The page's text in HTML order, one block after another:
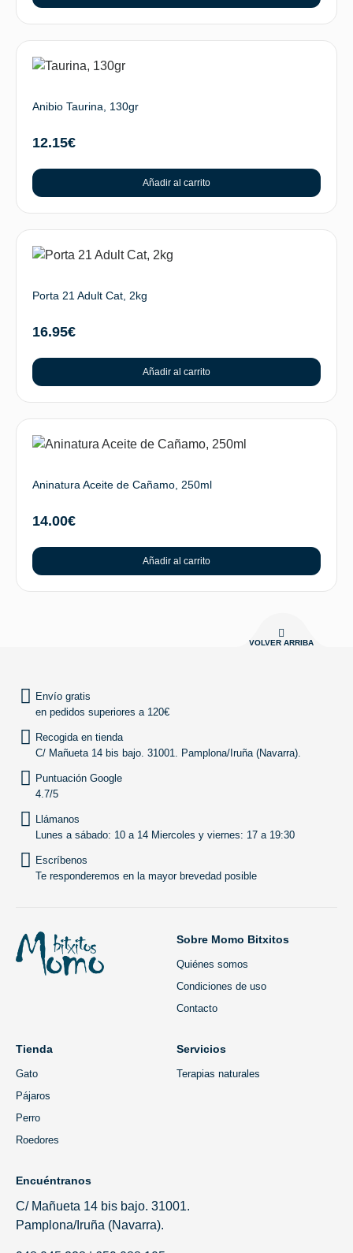
Anibio Taurina, 130gr
12.15€
Añadir al carrito
Porta 21 Adult Cat, 2kg
16.95€
Añadir al carrito
Aninatura Aceite de Cañamo, 250ml
14.00€
Añadir al carrito
VOLVER ARRIBA
Envío gratis
en pedidos superiores a 120€
Recogida en tienda
C/ Mañueta 14 bis bajo. 31001. Pamplona/Iruña (Navarra).
Puntuación Google
4.7/5
Llámanos
Lunes a sábado: 10 a 14 Miercoles y viernes: 17 a 19:30
Escríbenos
Te responderemos en la mayor brevedad posible
Sobre Momo Bitxitos
Quiénes somos
Condiciones de uso
Contacto
Tienda
Gato
Pájaros
Perro
Roedores
Servicios
Terapias naturales
Encuéntranos
C/ Mañueta 14 bis bajo. 31001.
Pamplona/Iruña (Navarra).